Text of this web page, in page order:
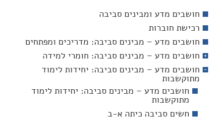
חושבים מדע ומבינים סביבה
רכישת חוברות
חושבים מדע – מבינים סביבה: מדריכים ומפתחים
חושבים מדע – מבינים סביבה: חומרי למידה
חושבים מדע – מבינים סביבה: יחידות לימוד
מתוקשבות
חושבים מדע – מבינים סביבה: יחידות לימוד
מתוקשבות
חשים סביבה כיתה א-ב